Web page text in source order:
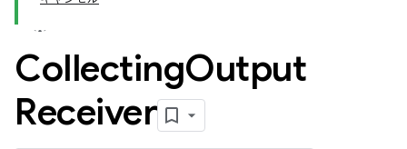
CollectingOutput
Receiver